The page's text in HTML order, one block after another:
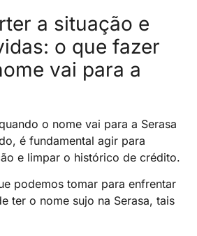
a situação e
o que fazer
vai para a
o nome vai para a Serasa
é fundamental agir para
e limpar o histórico de crédito.
podemos tomar para enfrentar
ter o nome sujo na Serasa, tais